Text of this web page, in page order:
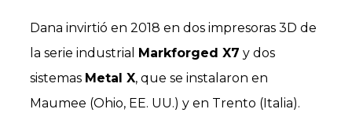
Dana invirtió en 2018 en dos impresoras 3D de
la serie industrial
Markforged X7 y dos
sistemas Metal X, que se instalaron en
Maumee (Ohio, EE. UU.) y en Trento (Italia).